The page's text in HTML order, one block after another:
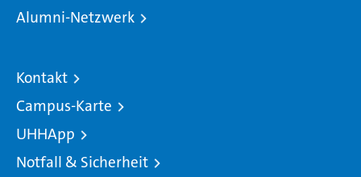
Alumni-Netzwerk
Kontakt
Campus-Karte
UHHApp
Notfall & Sicherheit